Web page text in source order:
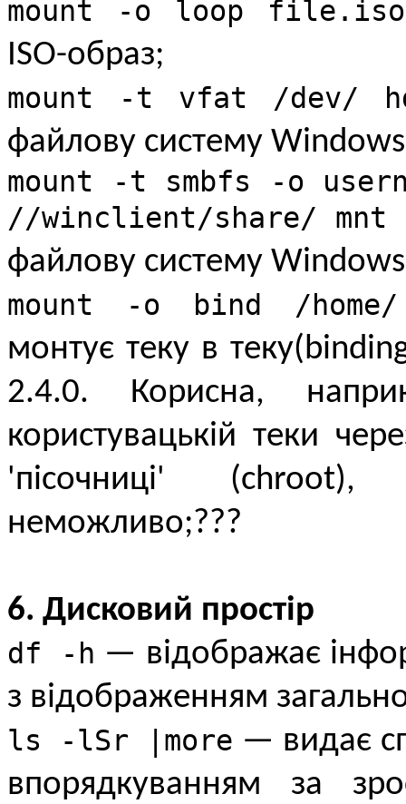
mount -o loop
ISO-образ;
mount -t vfat /dev/
файлову систему Windows
mount -t smbfs -o
//winclient/share/ mnt
файлову систему
mount -o bind /
монтує теку в
2.4.0. Корисна,
користувацькій теки
'пісочниці'
неможливо;???
6. Дисковий простір
df -h — відображає
з відображенням
ls -lSr |more — видає
впорядкуванням за